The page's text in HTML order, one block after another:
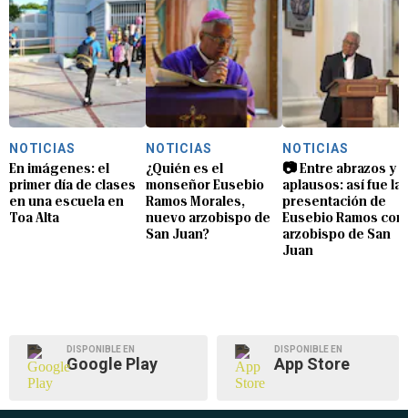
NOTICIAS
En imágenes: el
primer día de clases
en una escuela en
Toa Alta
NOTICIAS
¿Quién es el
monseñor Eusebio
Ramos Morales,
nuevo arzobispo de
San Juan?
NOTICIAS
📷 Entre abrazos y
aplausos: así fue la
presentación de
Eusebio Ramos
arzobispo de San
Juan
DISPONIBLE EN
Google Play
DISPONIBLE EN
App Store